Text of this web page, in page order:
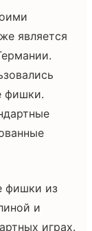
является
фишки.
фишки из
и
играх.